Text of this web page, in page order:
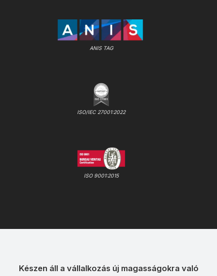
ANIS TAG
ISO/IEC 27001:2022
ISO 9001:2015
Készen áll a vállalkozás új magasságokra való